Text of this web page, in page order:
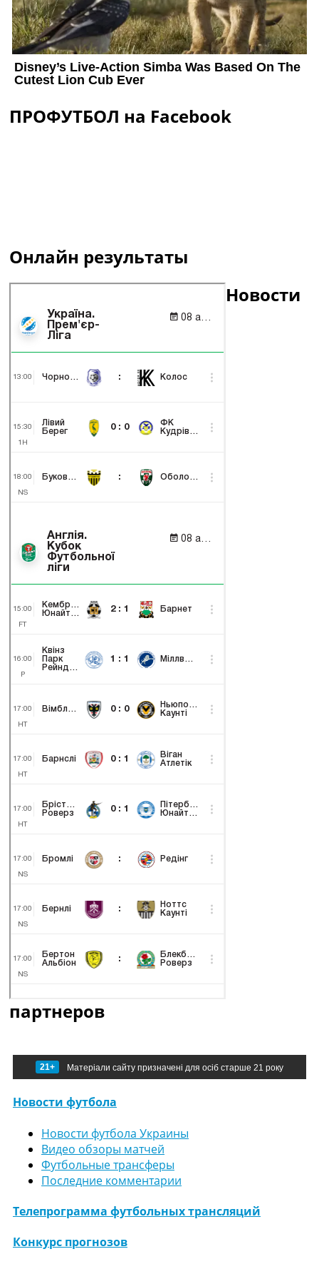
ПРОФУТБОЛ на Facebook
Онлайн результаты
Новости
партнеров
21+ Матеріали сайту призначені для осіб старше 21 року
Новости футбола
Новости футбола Украины
Видео обзоры матчей
Футбольные трансферы
Последние комментарии
Телепрограмма футбольных трансляций
Конкурс прогнозов